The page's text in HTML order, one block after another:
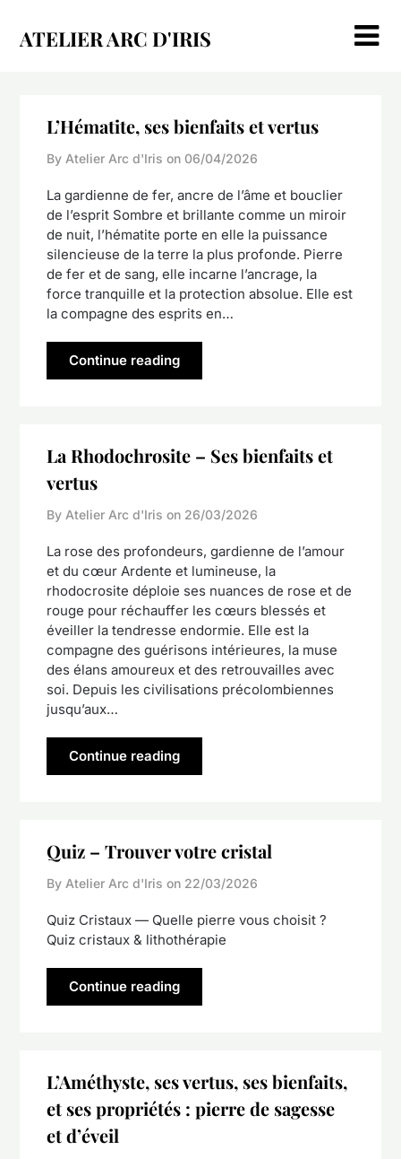
ATELIER ARC D'IRIS
L’Hématite, ses bienfaits et vertus
By Atelier Arc d'Iris on 06/04/2026
La gardienne de fer, ancre de l’âme et bouclier
de l’esprit Sombre et brillante comme un miroir
de nuit, l’hématite porte en elle la puissance
silencieuse de la terre la plus profonde. Pierre
de fer et de sang, elle incarne l’ancrage, la
force tranquille et la protection absolue. Elle est
la compagne des esprits en…
Continue reading
La Rhodochrosite – Ses bienfaits et
vertus
By Atelier Arc d'Iris on 26/03/2026
La rose des profondeurs, gardienne de l’amour
et du cœur Ardente et lumineuse, la
rhodocrosite déploie ses nuances de rose et de
rouge pour réchauffer les cœurs blessés et
éveiller la tendresse endormie. Elle est la
compagne des guérisons intérieures, la muse
des élans amoureux et des retrouvailles avec
soi. Depuis les civilisations précolombiennes
jusqu’aux…
Continue reading
Quiz – Trouver votre cristal
By Atelier Arc d'Iris on 22/03/2026
Quiz Cristaux — Quelle pierre vous choisit ?
Quiz cristaux & lithothérapie
Continue reading
L’Améthyste, ses vertus, ses bienfaits,
et ses propriétés : pierre de sagesse
et d’éveil